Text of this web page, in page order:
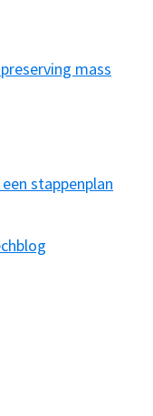
mass
stappenplan